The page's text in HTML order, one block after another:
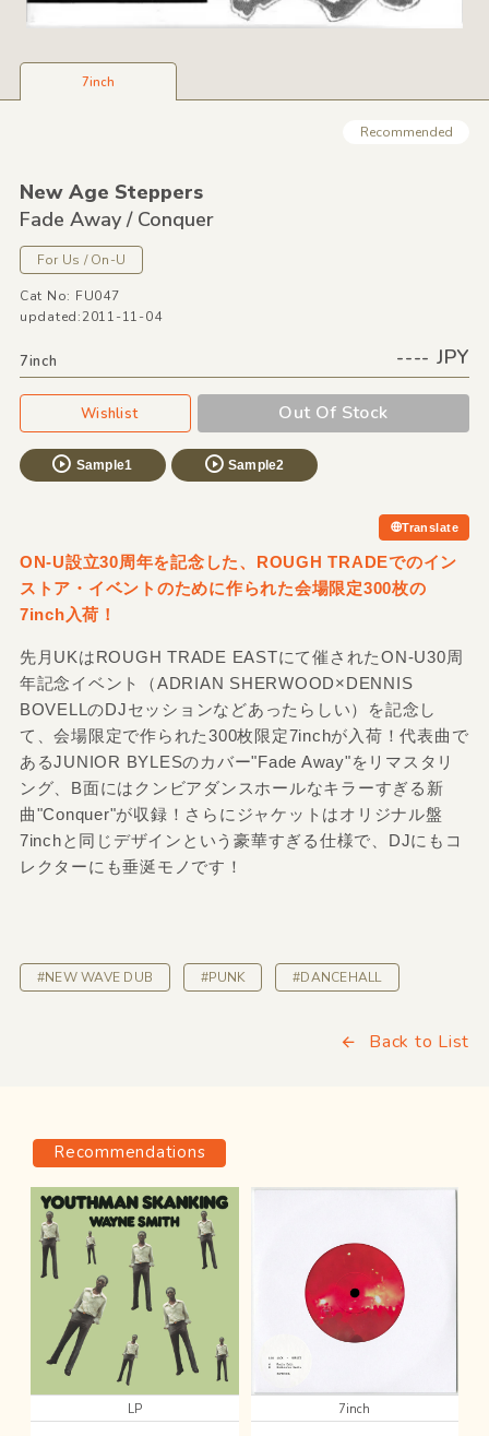
7inch
Recommended
New Age Steppers
Fade Away /Conquer
For Us /On-U
Cat No: FU047
updated:2011-11-04
7inch ---- JPY
Wishlist Out Of Stock
Sample1 Sample2
Translate
ON-U設立30周年を記念した、ROUGH TRADEでのイン
ストア・イベントのために作られた会場限定300枚の
7inch入荷！
先月UKはROUGH TRADE EASTにて催されたON-U30周
年記念イベント（ADRIAN SHERWOOD×DENNIS
BOVELLのDJセッションなどあったらしい）を記念し
て、会場限定で作られた300枚限定7inchが入荷！代表曲で
あるJUNIOR BYLESのカバー"Fade Away"をリマスタリ
ング、B面にはクンビアダンスホールなキラーすぎる新
曲"Conquer"が収録！さらにジャケットはオリジナル盤
7inchと同じデザインという豪華すぎる仕様で、DJにもコ
レクターにも垂涎モノです！
#NEW WAVE DUB #PUNK #DANCEHALL
Back to List
Recommendations
LP 7inch